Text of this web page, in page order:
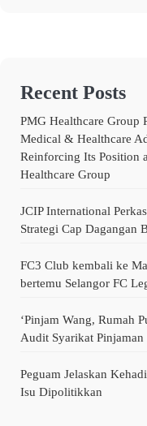
Recent Posts
PMG Healthcare Group
Medical & Healthcare
Reinforcing Its Position
Healthcare Group
JCIP International
Strategi Cap Dagangan
FC3 Club kembali ke
bertemu Selangor FC
‘Pinjam Wang, Rumah
Audit Syarikat Pinjaman
Peguam Jelaskan
Isu Dipolitikkan